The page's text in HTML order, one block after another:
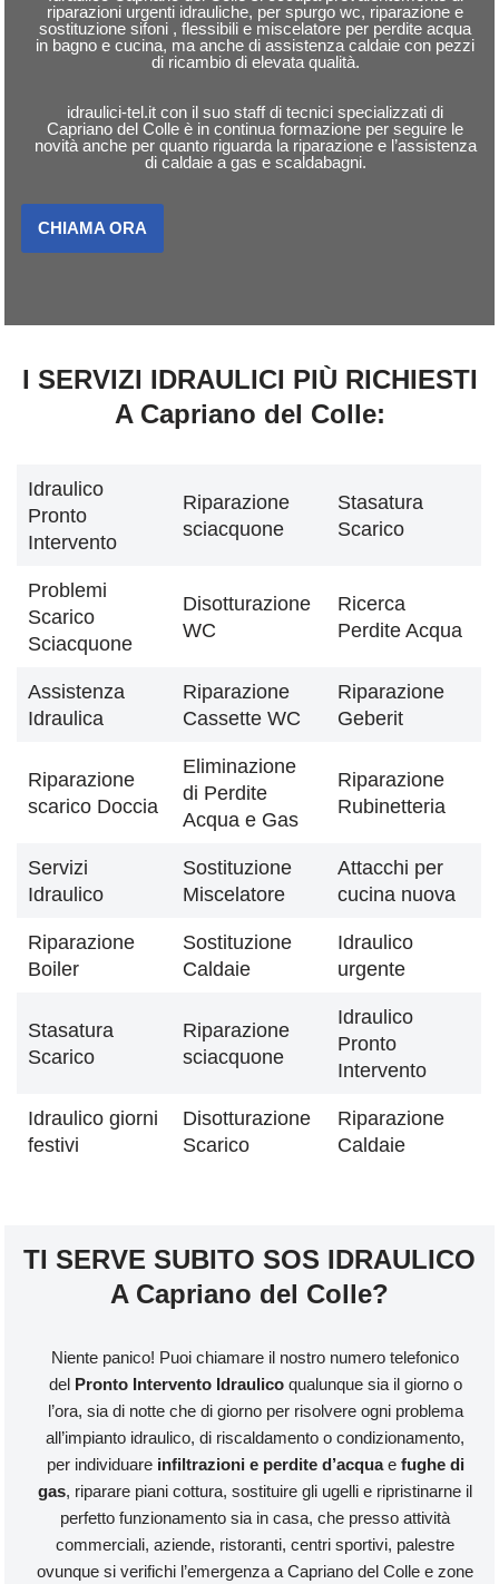
riparazioni urgenti idrauliche, per spurgo wc, riparazione e
sostituzione sifoni , flessibili e miscelatore per perdite acqua
in bagno e cucina, ma anche di assistenza caldaie con pezzi
di ricambio di elevata qualità.
idraulici-tel.it con il suo staff di tecnici specializzati di
Capriano del Colle è in continua formazione per seguire le
novità anche per quanto riguarda la riparazione e l’assistenza
di caldaie a gas e scaldabagni.
CHIAMA ORA
I SERVIZI IDRAULICI PIÙ RICHIESTI
A Capriano del Colle:
Idraulico
Pronto
Intervento
Riparazione
sciacquone
Stasatura
Scarico
Problemi
Scarico
Sciacquone
Disotturazione
WC
Ricerca
Perdite Acqua
Assistenza
Idraulica
Riparazione
Cassette WC
Riparazione
Geberit
Riparazione
scarico Doccia
Eliminazione
di Perdite
Acqua e Gas
Riparazione
Rubinetteria
Servizi
Idraulico
Sostituzione
Miscelatore
Attacchi per
cucina nuova
Riparazione
Boiler
Sostituzione
Caldaie
Idraulico
urgente
Stasatura
Scarico
Riparazione
sciacquone
Idraulico
Pronto
Intervento
Idraulico giorni
festivi
Disotturazione
Scarico
Riparazione
Caldaie
TI SERVE SUBITO SOS IDRAULICO
A Capriano del Colle?
Niente panico! Puoi chiamare il nostro numero telefonico
del Pronto Intervento Idraulicoqualunque sia il giorno o
l’ora, sia di notte che di giorno per risolvere ogni problema
all’impianto idraulico, di riscaldamento o condizionamento,
per individuare infiltrazioni e perdite d’acquae fughe di
gas, riparare piani cottura, sostituire gli ugelli e ripristinarne il
perfetto funzionamento sia in casa, che presso attività
commerciali, aziende, ristoranti, centri sportivi, palestre
ovunque si verifichi l’emergenza a Capriano del Colle e zone